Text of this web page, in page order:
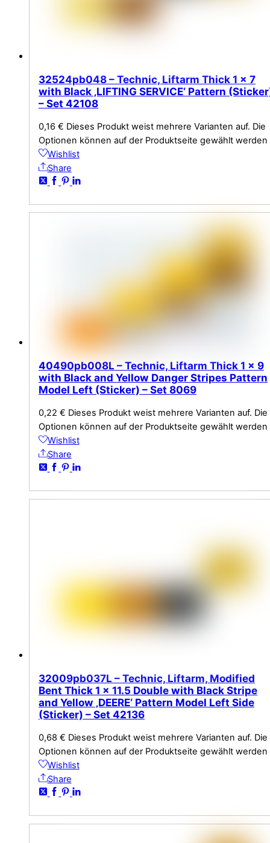
32524pb048 – Technic, Liftarm Thick 1 x 7
with Black ‚LIFTING SERVICE‘ Pattern
– Set 42108
0,16 € Dieses Produkt weist mehrere Varianten auf. Die
Optionen können auf der Produktseite gewählt werden
Wishlist
Share
40490pb008L – Technic, Liftarm Thick 1 x 9
with Black and Yellow Danger Stripes Pattern
Model Left (Sticker) – Set 8069
0,22 € Dieses Produkt weist mehrere Varianten auf. Die
Optionen können auf der Produktseite gewählt werden
Wishlist
Share
32009pb037L – Technic, Liftarm, Modified
Bent Thick 1 x 11.5 Double with Black Stripe
and Yellow ‚DEERE‘ Pattern Model Left Side
(Sticker) – Set 42136
0,68 € Dieses Produkt weist mehrere Varianten auf. Die
Optionen können auf der Produktseite gewählt werden
Wishlist
Share